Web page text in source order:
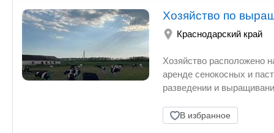
Хозяйство по
Краснодарский край
Хозяйство расположено на
аренде сенокосных и
разведении и выращивании крупного
Породы, выращиваются методом
В избранное